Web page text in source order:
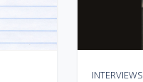
INTERVIEWS